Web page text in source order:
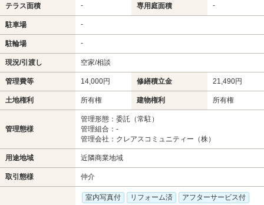
テラス面積 - 専用庭面積 -
駐車場 -
駐輪場 -
現況/引渡し 空家/相談
管理費等 14,000円 修繕積立金 21,490円
土地権利 所有権 建物権利 所有権
管理態様
管理形態：委託（常駐）
管理組合：-
管理会社：クレアスコミュニティー（株）
用途地域 近隣商業地域
取引態様 仲介
室内写真付 リフォーム済
アフターサービス付